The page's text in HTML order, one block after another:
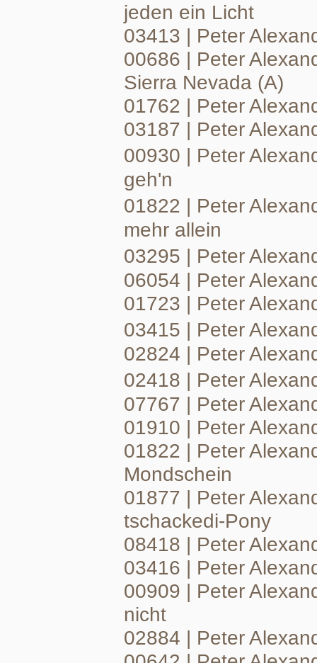
jeden ein Licht
03413 | Peter
00686 | Peter
Sierra Nevada (A)
01762 | Peter
03187 | Peter
00930 | Peter
geh'n
01822 | Peter
mehr allein
03295 | Peter
06054 | Peter
01723 | Peter
03415 | Peter
02824 | Peter
02418 | Peter
07767 | Peter
01910 | Peter
01822 | Peter
Mondschein
01877 | Peter
tschackedi-Pony
08418 | Peter
03416 | Peter
00909 | Peter
nicht
02884 | Peter